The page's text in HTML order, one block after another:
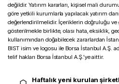
değildir. Yatırım kararları, kişisel mali
göre yetkili kurumlarla yapılacak yatırım
değerlendirilmelidir. İçeriklerin doğruluğu
gösterilmekle birlikte, olası hata, eksiklik,
kullanımından doğabilecek zararlardan
BIST isim ve logosu ile Borsa İstanbul A.Ş.
telif hakları Borsa İstanbul A.Ş.’ye aittir.
Haftalık yeni kurulan